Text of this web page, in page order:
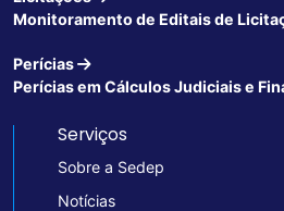
Monitoramento de Editais de
Perícias
Perícias em Cálculos Judiciais e
Serviços
Sobre a Sedep
Notícias